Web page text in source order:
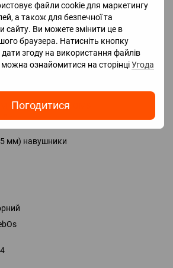
файли cookie для маркетингу
а також для безпечної та
сайту. Ви можете змінити це в
браузера. Натисніть кнопку
згоду на використання файлів
ознайомитися на сторінціУгода
Погодитися
VRR, CEC, eARC, QMS
/
мм) навушники